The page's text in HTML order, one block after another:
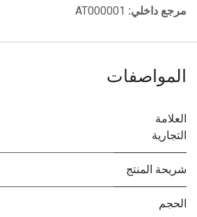
مرجع داخلي: AT000001
المواصفات
العلامة
التجارية
شريحة المنتج
الحجم